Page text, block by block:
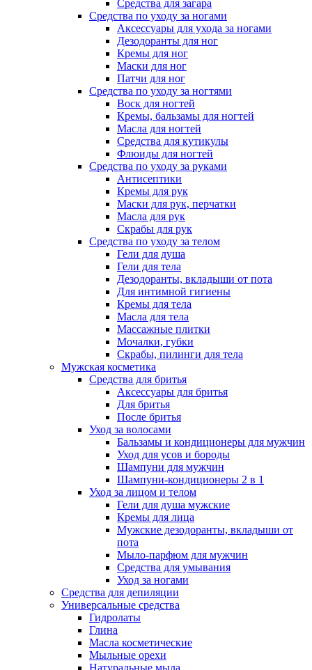
Средства для загара
Средства по уходу за ногами
Аксессуары для ухода за ногами
Дезодоранты для ног
Кремы для ног
Маски для ног
Патчи для ног
Средства по уходу за ногтями
Воск для ногтей
Кремы, бальзамы для ногтей
Масла для ногтей
Средства для кутикулы
Флюиды для ногтей
Средства по уходу за руками
Антисептики
Кремы для рук
Маски для рук, перчатки
Масла для рук
Скрабы для рук
Средства по уходу за телом
Гели для душа
Гели для тела
Дезодоранты, вкладыши от пота
Для интимной гигиены
Кремы для тела
Масла для тела
Массажные плитки
Мочалки, губки
Скрабы, пилинги для тела
Мужская косметика
Средства для бритья
Аксессуары для бритья
Для бритья
После бритья
Уход за волосами
Бальзамы и кондиционеры для мужчин
Уход для усов и бороды
Шампуни для мужчин
Шампуни-кондиционеры 2 в 1
Уход за лицом и телом
Гели для душа мужские
Кремы для лица
Мужские дезодоранты, вкладыши от
пота
Мыло-парфюм для мужчин
Средства для умывания
Уход за ногами
Средства для депиляции
Универсальные средства
Гидролаты
Глина
Масла косметические
Мыльные орехи
Натуральные мыла